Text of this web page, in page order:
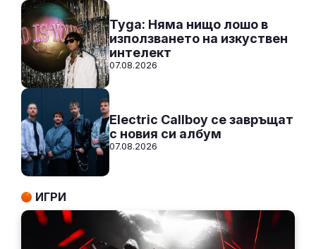
Tyga: Няма нищо лошо в
използването на изкуствен
интелект
07.08.2026
Electric Callboy се завръщат
с новия си албум
07.08.2026
ИГРИ